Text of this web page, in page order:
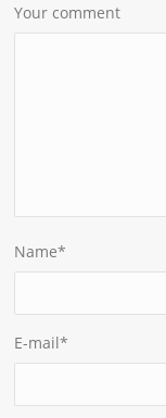
Your comment
Name*
E-mail*